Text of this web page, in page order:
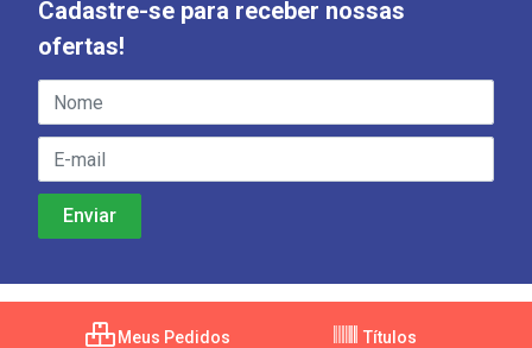
Cadastre-se para receber nossas
ofertas!
Meus Pedidos Títulos